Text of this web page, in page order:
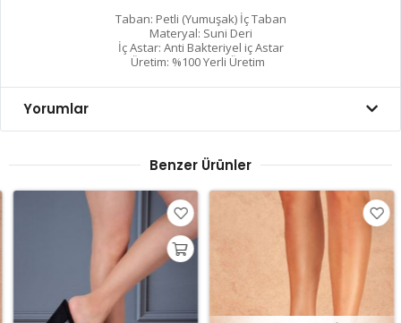
Taban: Petli (Yumuşak) İç Taban
Materyal: Suni Deri
İç Astar: Anti Bakteriyel iç Astar
Üretim: %100 Yerli Üretim
Yorumlar
Benzer Ürünler